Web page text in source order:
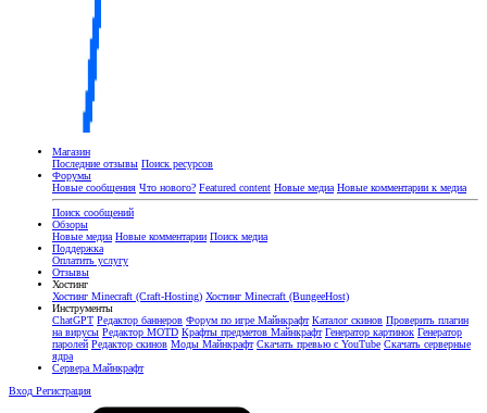
Магазин
Последние отзывы Поиск ресурсов
Форумы
Новые сообщения Что нового? Featured content Новые медиа Новые комментарии к медиа
Поиск сообщений
Обзоры
Новые медиа Новые комментарии Поиск медиа
Поддержка
Оплатить услугу
Отзывы
Хостинг
Хостинг Minecraft (Craft-Hosting) Хостинг Minecraft (BungeeHost)
Инструменты
ChatGPT Редактор баннеров Форум по игре Майнкрафт Каталог скинов Проверить плагин
на вирусы Редактор MOTD Крафты предметов Майнкрафт Генератор картинок Генератор
паролей Редактор скинов Моды Майнкрафт Скачать превью с YouTube Скачать серверные
ядра
Сервера Майнкрафт
Вход Регистрация